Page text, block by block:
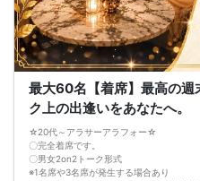
最大60名【着席】最高の週
ク上の出逢いをあなたへ。
☆20代～アラサーアラフォー☆
〇完全着席です。
〇男女2on2トーク形式
※1名席や3名席が発生する場合あり